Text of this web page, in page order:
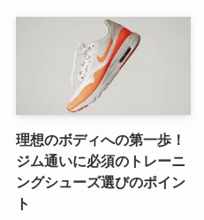
理想のボディへの第一歩！
ジム通いに必須のトレーニ
ングシューズ選びのポイン
ト